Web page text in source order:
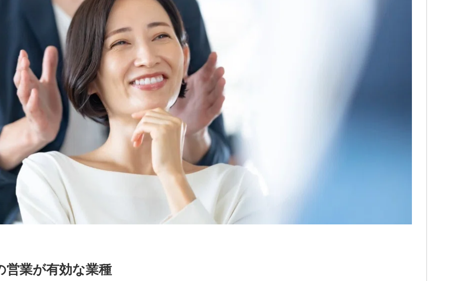
営業が有効な業種